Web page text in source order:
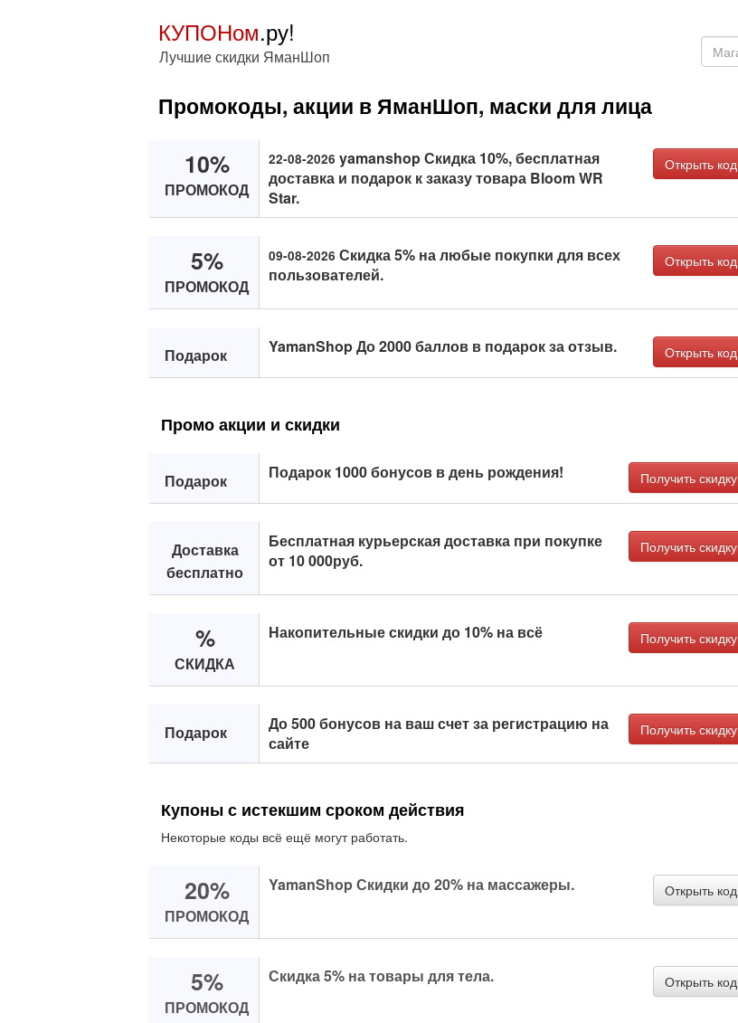
КУПОНом.ру!
Лучшие скидки ЯманШоп
Промокоды, акции в ЯманШоп, маски для лица
10%
ПРОМОКОД
22-08-2026 yamanshop Скидка 10%, бесплатная
доставка и подарок к заказу товара Bloom WR
Star.
Открыть код
5%
ПРОМОКОД
09-08-2026 Скидка 5% на любые покупки для всех
пользователей.
Открыть код
Подарок YamanShop До 2000 баллов в подарок за отзыв. Открыть код
Промо акции и скидки
Подарок Подарок 1000 бонусов в день рождения! Получить скидку
Доставка
бесплатно
Бесплатная курьерская доставка при покупке
от 10 000руб.
Получить скидку
%
СКИДКА
Накопительные скидки до 10% на всё Получить скидку
Подарок
До 500 бонусов на ваш счет за регистрацию на
сайте
Получить скидку
Купоны с истекшим сроком действия
Некоторые коды всё ещё могут работать.
20%
ПРОМОКОД
YamanShop Скидки до 20% на массажеры. Открыть код
5%
ПРОМОКОД
Скидка 5% на товары для тела. Открыть код